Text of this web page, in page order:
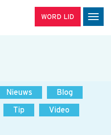
WORD LID
Nieuws
Blog
Tip
Video